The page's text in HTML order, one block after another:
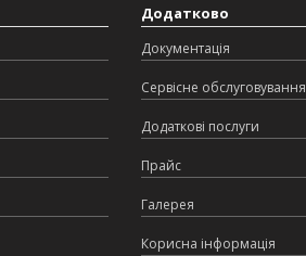
Додатково
Документація
Сервісне обслуговування
Додаткові послуги
Прайс
Галерея
Корисна інформація